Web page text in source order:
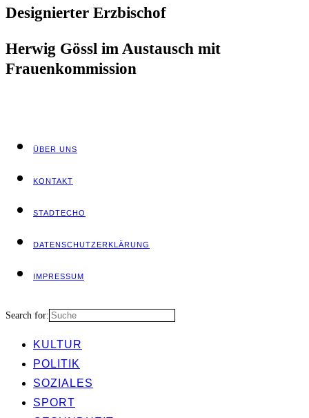
Desi­gnier­ter Erzbischof
Her­wig Gössl im Aus­tausch mit
Frauenkommission
ÜBER UNS
KON­TAKT
STADT­ECHO
DATEN­SCHUTZ­ER­KLÄ­RUNG
IMPRES­SUM
Search for:
KUL­TUR
POLI­TIK
SOZIA­LES
SPORT